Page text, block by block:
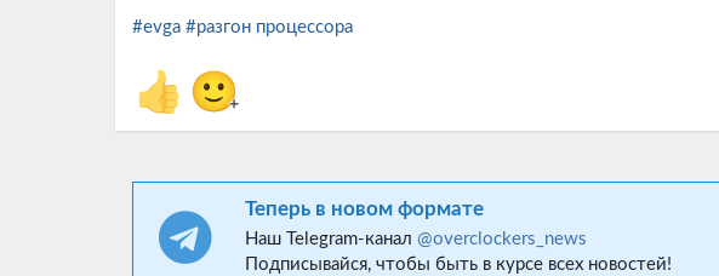
#evga #разгон процессора
👍 🙂
+
Теперь в новом формате
Наш Telegram-канал @overclockers_news
Подписывайся, чтобы быть в курсе всех новостей!